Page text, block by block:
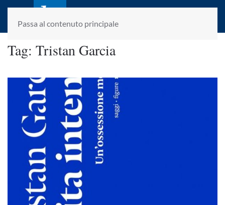
Passa al contenuto principale
laletteraturaenoi.it
fondato da Romano Luperini
Tag: Tristan Garcia